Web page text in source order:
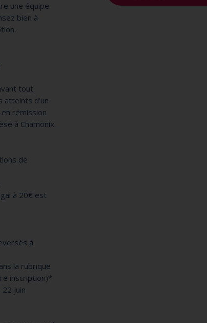
une équipe
bien à
tout
d’un
rémission
à Chamonix.
de
à 20€ est
à
la rubrique
inscription)*
juin